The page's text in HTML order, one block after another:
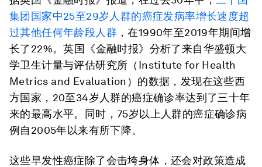
集团国家中25至29岁人群的癌症发病率增长速度超
过其他任何年龄段人群 ，在1990年至2019年期间增
长了22%。英国《金融时报》分析了来自华盛顿大
学卫生计量与评估研究所（Institute for Health
Metrics and Evaluation）的数据，发现在这些西
方国家，20至34岁人群的癌症确诊率达到了三十年
来的最高水平。同时，75岁以上人群的癌症确诊病
例自2005年以来有所下降。
这些早发性癌症除了会击垮身体，还会对政策造成